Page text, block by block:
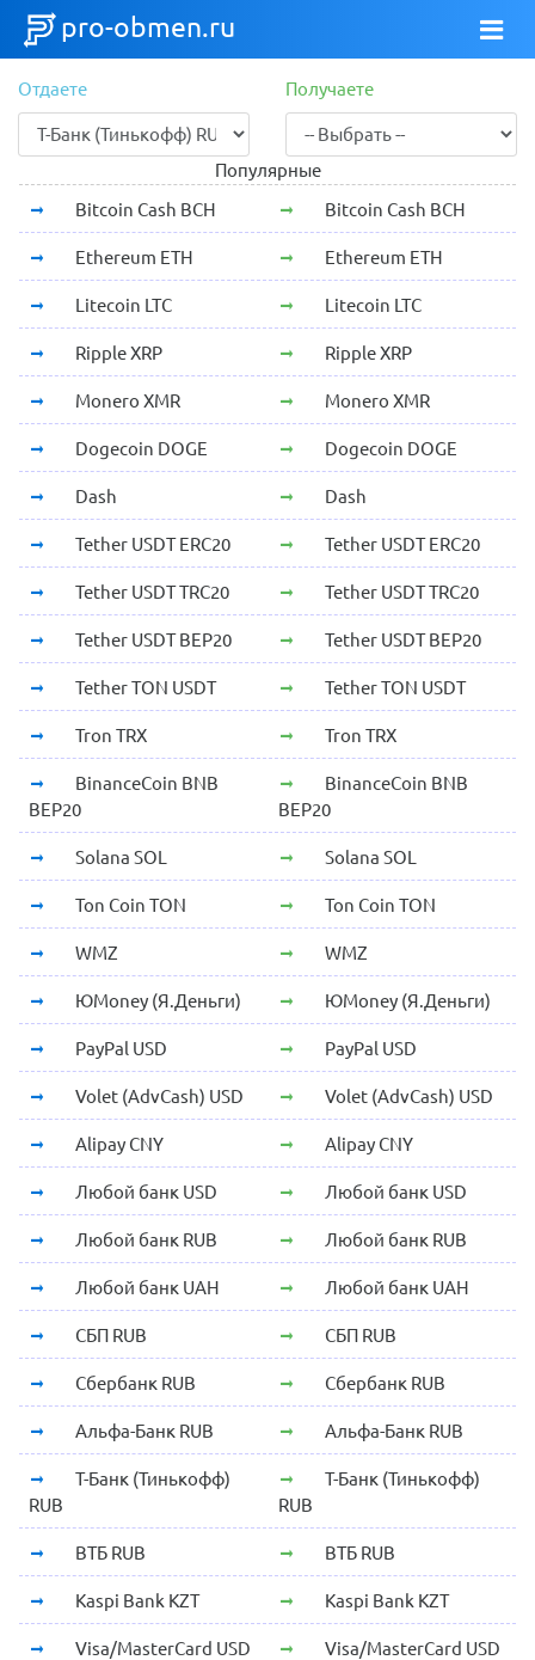
pro-obmen.ru
Отдаете Получаете
Популярные
Bitcoin Cash BCH
Bitcoin Cash BCH
Ethereum ETH Ethereum ETH
Litecoin LTC Litecoin LTC
Ripple XRP Ripple XRP
Monero XMR Monero XMR
Dogecoin DOGE Dogecoin DOGE
Dash Dash
Tether USDT ERC20 Tether USDT ERC20
Tether USDT TRC20 Tether USDT TRC20
Tether USDT BEP20 Tether USDT BEP20
Tether TON USDT Tether TON USDT
Tron TRX Tron TRX
BinanceCoin BNB
BEP20
BinanceCoin BNB
BEP20
Solana SOL Solana SOL
Ton Coin TON Ton Coin TON
WMZ WMZ
ЮMoney (Я.Деньги) ЮMoney (Я.Деньги)
PayPal USD PayPal USD
Volet (AdvCash) USD Volet (AdvCash) USD
Alipay CNY Alipay CNY
Любой банк USD Любой банк USD
Любой банк RUB Любой банк RUB
Любой банк UAH Любой банк UAH
СБП RUB СБП RUB
Сбербанк RUB Сбербанк RUB
Альфа-Банк RUB Альфа-Банк RUB
Т-Банк (Тинькофф)
RUB
Т-Банк (Тинькофф)
RUB
ВТБ RUB ВТБ RUB
Kaspi Bank KZT Kaspi Bank KZT
Visa/MasterCard USD Visa/MasterCard USD